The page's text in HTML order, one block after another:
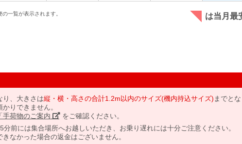
一覧が表示されます。 は当月最
り、大きさは縦・横・高さの合計1.2m以内のサイズ(機内持込サイズ) までと
りできません。
「手荷物のご案内」 をご確認ください。
前には集合場所へお越しいただき、お乗り遅れには十分ご注意ください。
なかった場合の返金はございません。